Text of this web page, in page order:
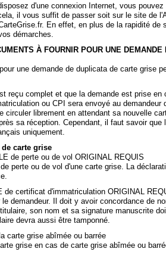
d'une connexion Internet, vous
il vous suffit de passer soit sur le site de
En effet, en plus de la rapidité de
démarches.
À FOURNIR POUR UNE DEMANDE
une demande de duplicata de carte grise
reçu complet et que la demande est prise en
ou CPI sera envoyé au demandeur
circuler librement en attendant sa nouvelle
sa réception. Cependant, il faut savoir que
uniquement.
carte grise
de perte ou de vol ORIGINAL REQUIS
perte ou de vol d'une carte grise. La
de certificat d'immatriculation ORIGINAL
demandeur. Il doit y avoir concordance de
son nom et sa signature manuscrite
devra aussi être tamponné.
carte grise abîmée ou barrée
grise en cas de carte grise abîmée ou